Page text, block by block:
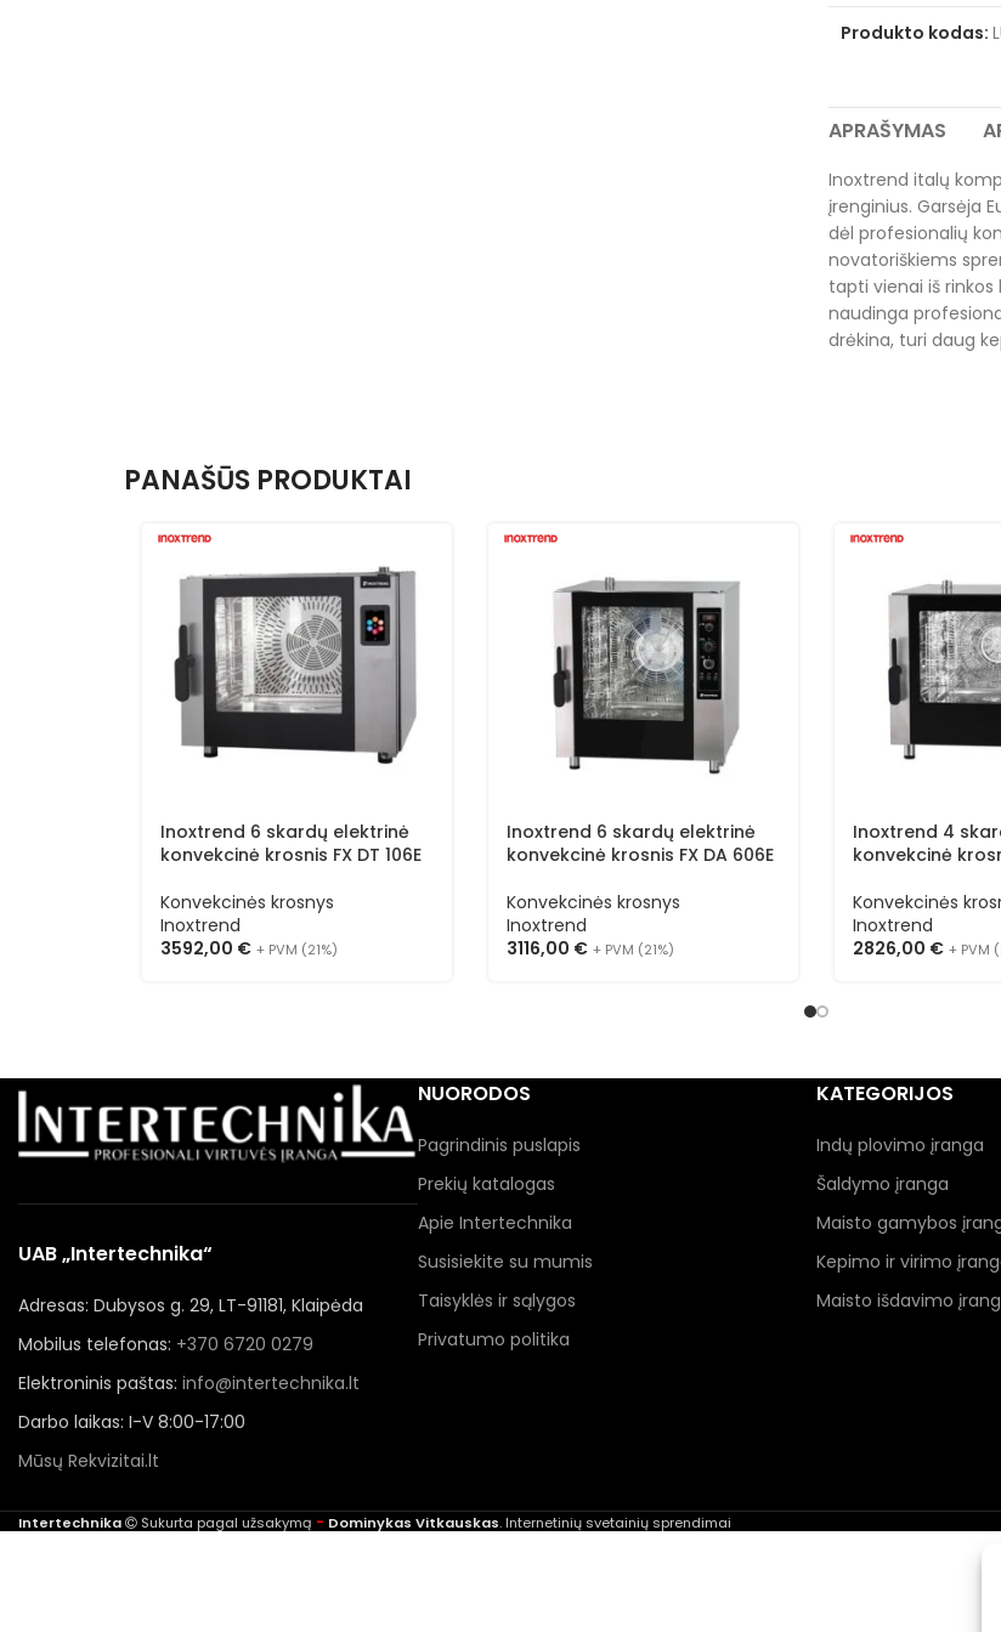
Produkto kodas:
APRAŠYMAS
Inoxtrend italų
įrenginius. Garsėja
dėl profesionalių
novatoriškiems
tapti vienai iš rinkos
naudinga
drėkina, turi daug
PANAŠŪS PRODUKTAI
Inoxtrend 6 skardų elektrinė
konvekcinė krosnis FX DT 106E
Konvekcinės krosnys
Inoxtrend
3592,00 € + PVM (21%)
Inoxtrend 6 skardų elektrinė
konvekcinė krosnis FX DA 606E
Konvekcinės krosnys
Inoxtrend
3116,00 € + PVM (21%)
Inoxtrend 4
konvekcinė
Konvekcinės
Inoxtrend
2826,00 € + PVM
UAB „Intertechnika“
Adresas: Dubysos g. 29, LT-91181, Klaipėda
Mobilus telefonas: +370 6720 0279
Elektroninis paštas: info@intertechnika.lt
Darbo laikas: I-V 8:00-17:00
Mūsų Rekvizitai.lt
NUORODOS
Pagrindinis puslapis
Prekių katalogas
Apie Intertechnika
Susisiekite su mumis
Taisyklės ir sąlygos
Privatumo politika
KATEGORIJOS
Indų plovimo įranga
Šaldymo įranga
Maisto gamybos
Kepimo ir virimo
Maisto išdavimo
Intertechnika Sukurta pagal užsakymą - Dominykas Vitkauskas. Internetinių svetainių sprendimai